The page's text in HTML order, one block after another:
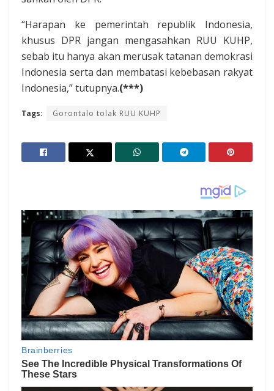
“Harapan ke pemerintah republik Indonesia,
khusus DPR jangan mengasahkan RUU KUHP,
sebab itu hanya akan merusak tatanan demokrasi
Indonesia serta dan membatasi kebebasan rakyat
Indonesia,” tutupnya.(***)
Tags: Gorontalo tolak RUU KUHP